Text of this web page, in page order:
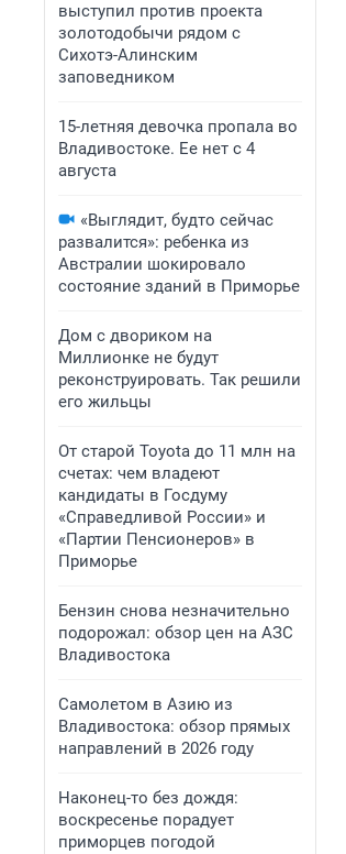
выступил против проекта
золотодобычи рядом с
Сихотэ-Алинским
заповедником
15-летняя девочка пропала во
Владивостоке. Ее нет с 4
августа
«Выглядит, будто сейчас
развалится»: ребенка из
Австралии шокировало
состояние зданий в Приморье
Дом с двориком на
Миллионке не будут
реконструировать. Так решили
его жильцы
От старой Toyota до 11 млн на
счетах: чем владеют
кандидаты в Госдуму
«Справедливой России» и
«Партии Пенсионеров» в
Приморье
Бензин снова незначительно
подорожал: обзор цен на АЗС
Владивостока
Самолетом в Азию из
Владивостока: обзор прямых
направлений в 2026 году
Наконец-то без дождя:
воскресенье порадует
приморцев погодой